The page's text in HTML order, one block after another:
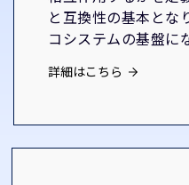
と互換性の基本とな
コシステムの基盤に
詳細はこちら